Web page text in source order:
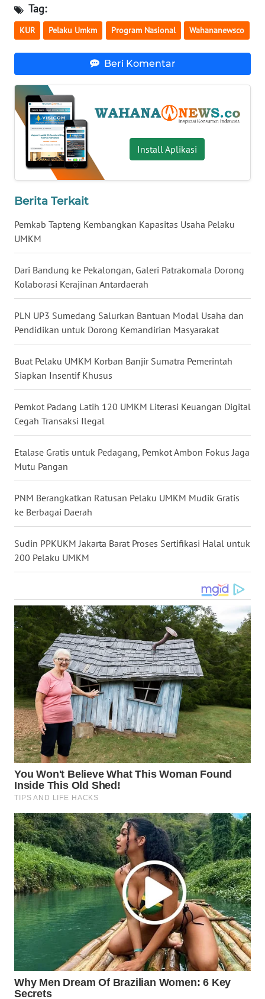
Tag:
KUR Pelaku Umkm Program Nasional Wahananewsco
Beri Komentar
Install Aplikasi
Berita Terkait
Pemkab Tapteng Kembangkan Kapasitas Usaha Pelaku
UMKM
Dari Bandung ke Pekalongan, Galeri Patrakomala Dorong
Kolaborasi Kerajinan Antardaerah
PLN UP3 Sumedang Salurkan Bantuan Modal Usaha dan
Pendidikan untuk Dorong Kemandirian Masyarakat
Buat Pelaku UMKM Korban Banjir Sumatra Pemerintah
Siapkan Insentif Khusus
Pemkot Padang Latih 120 UMKM Literasi Keuangan Digital
Cegah Transaksi Ilegal
Etalase Gratis untuk Pedagang, Pemkot Ambon Fokus Jaga
Mutu Pangan
PNM Berangkatkan Ratusan Pelaku UMKM Mudik Gratis
ke Berbagai Daerah
Sudin PPKUKM Jakarta Barat Proses Sertifikasi Halal untuk
200 Pelaku UMKM
WN
BABEL
SUMBAR
WN
SUMSEL
WN
BENGKULU
LAMPUNG
WN
JOGJA
WN
JATIM
WN
BALI
WN
KALBAR
WN
KALTENG
WN
KALTARA
KALSEL
WN
KALTIM
WN
SULSEL
WN
GORONTALO
WN
SULUT
MALUKU
WN
MALUT
WN
DAIRI
WN
DANAU
TOBA
WN